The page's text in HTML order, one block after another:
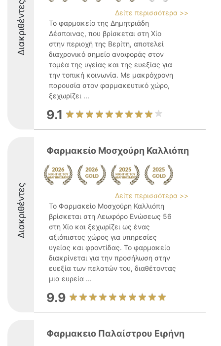
Διακριθέντες
Δείτε περισσότερα >>
Το φαρμακείο της Δημητριάδη
Δέσποινας, που βρίσκεται στη Χίο
στην περιοχή της Βερίτη, αποτελεί
διαχρονικό σημείο αναφοράς στον
τομέα της υγείας και της ευεξίας για
την τοπική κοινωνία. Με μακρόχρονη
παρουσία στον φαρμακευτικό χώρο,
ξεχωρίζει ...
9.1
Διακριθέντες
Φαρμακείο Μοσχούρη Καλλιόπη
Δείτε περισσότερα >>
Το Φαρμακείο Μοσχούρη Καλλιόπη
βρίσκεται στη Λεωφόρο Ενώσεως 56
στη Χίο και ξεχωρίζει ως ένας
αξιόπιστος χώρος για υπηρεσίες
υγείας και φροντίδας. Το φαρμακείο
διακρίνεται για την προσήλωση στην
ευεξία των πελατών του, διαθέτοντας
μια ευρεία ...
9.9
Φαρμακειο Παλαίστρου Ειρήνη